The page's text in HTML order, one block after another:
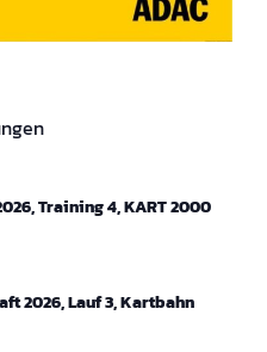
Training 4, KART 2000
2026, Lauf 3, Kartbahn